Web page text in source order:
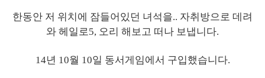
한동안 저 위치에 잠들어있던 녀석을.. 자취방으로 데려
와 헤일로5, 오리 해보고 떠나 보냅니다.
14년 10월 10일 동서게임에서 구입했습니다.